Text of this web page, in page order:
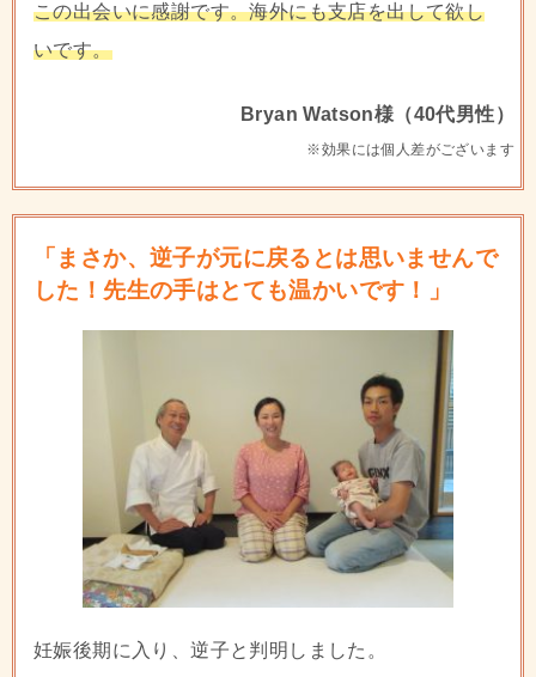
この出会いに感謝です。海外にも支店を出して欲し
いです。
Bryan Watson様（40代男性）
※効果には個人差がございます
「まさか、逆子が元に戻るとは思いませんで
した！先生の手はとても温かいです！」
妊娠後期に入り、逆子と判明しました。